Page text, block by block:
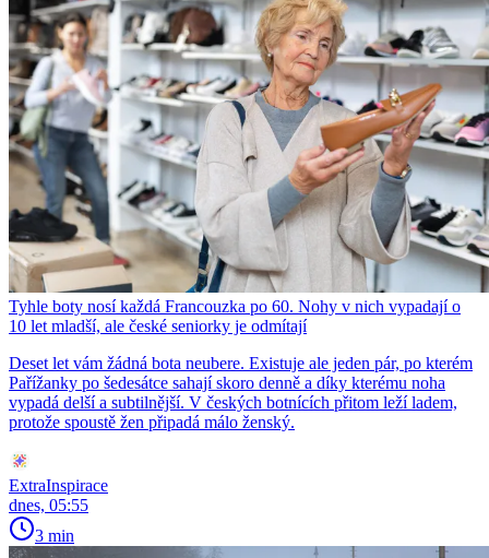
Tyhle boty nosí každá Francouzka po 60. Nohy v nich vypadají o
10 let mladší, ale české seniorky je odmítají
Deset let vám žádná bota neubere. Existuje ale jeden pár, po kterém
Pařížanky po šedesátce sahají skoro denně a díky kterému noha
vypadá delší a subtilnější. V českých botnících přitom leží ladem,
protože spoustě žen připadá málo ženský.
ExtraInspirace
dnes, 05:55
3 min